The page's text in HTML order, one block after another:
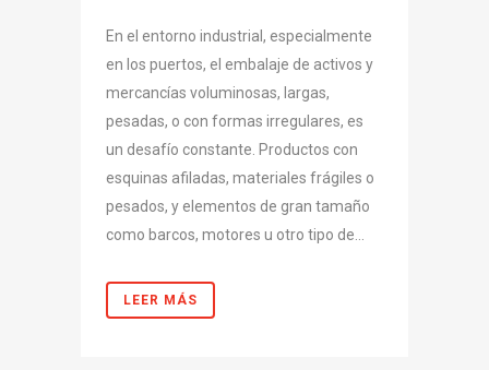
En el entorno industrial, especialmente
en los puertos, el embalaje de activos y
mercancías voluminosas, largas,
pesadas, o con formas irregulares, es
un desafío constante. Productos con
esquinas afiladas, materiales frágiles o
pesados, y elementos de gran tamaño
como barcos, motores u otro tipo de...
LEER MÁS